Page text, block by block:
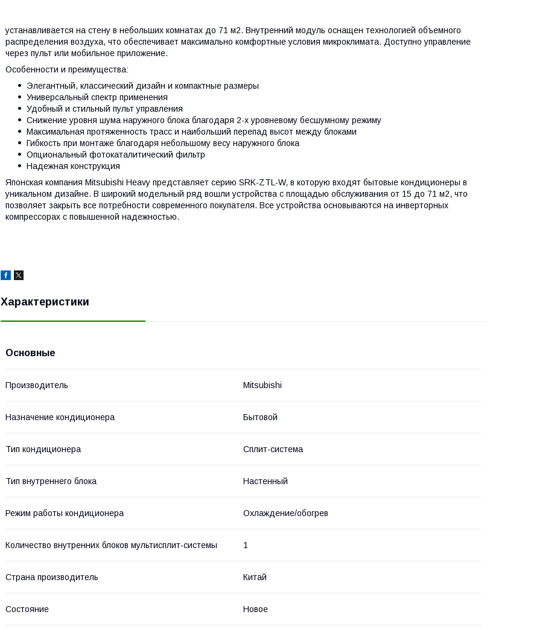
устанавливается на стену в небольших комнатах до 71 м2. Внутренний модуль оснащен технологией объемного
распределения воздуха, что обеспечивает максимально комфортные условия микроклимата. Доступно управление
через пульт или мобильное приложение.
Особенности и преимущества:
Элегантный, классический дизайн и компактные размеры
Универсальный спектр применения
Удобный и стильный пульт управления
Снижение уровня шума наружного блока благодаря 2-х уровневому бесшумному режиму
Максимальная протяженность трасс и наибольший перепад высот между блоками
Гибкость при монтаже благодаря небольшому весу наружного блока
Опциональный фотокаталитический фильтр
Надежная конструкция
Японская компания Mitsubishi Heavy представляет серию SRK-ZTL-W, в которую входят бытовые кондиционеры в
уникальном дизайне. В широкий модельный ряд вошли устройства с площадью обслуживания от 15 до 71 м2, что
позволяет закрыть все потребности современного покупателя. Все устройства основываются на инверторных
компрессорах с повышенной надежностью.
Характеристики
Основные
Производитель Mitsubishi
Назначение кондиционера Бытовой
Тип кондиционера Сплит-система
Тип внутреннего блока Настенный
Режим работы кондиционера Охлаждение/обогрев
Количество внутренних блоков мультисплит-системы 1
Страна производитель Китай
Состояние Новое